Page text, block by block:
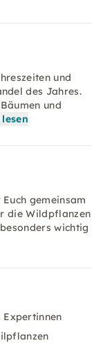
und
des Jahres.
und
gemeinsam
die Wildpflanzen
wichtig